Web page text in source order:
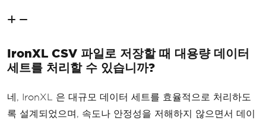
IronXL CSV 파일로 저장할 때 대용량 데이터
세트를 처리할 수 있습니까?
네, IronXL 은 대규모 데이터 세트를 효율적으로 처리하도
록 설계되었으며, 속도나 안정성을 저해하지 않으면서 데이